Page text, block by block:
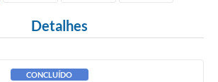
Detalhes
CONCLUÍDO